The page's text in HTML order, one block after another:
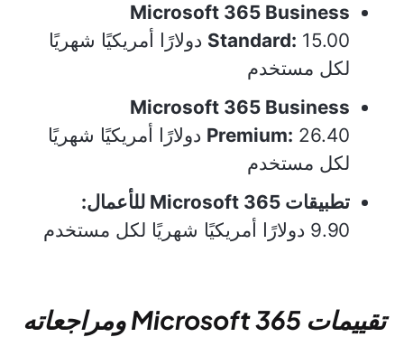
Microsoft 365 Business
Standard: 15.00 دولارًا أمريكيًا شهريًا
لكل مستخدم
Microsoft 365 Business
Premium: 26.40 دولارًا أمريكيًا شهريًا
لكل مستخدم
تطبيقات Microsoft 365 للأعمال:
9.90 دولارًا أمريكيًا شهريًا لكل مستخدم
تقييمات Microsoft 365 ومراجعاته